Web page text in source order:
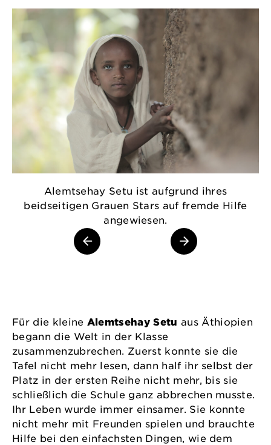
Alemtsehay Setu ist aufgrund ihres
beidseitigen Grauen Stars auf fremde Hilfe
angewiesen.
Für die kleine Alemtsehay Setu aus Äthiopien
begann die Welt in der Klasse
zusammenzubrechen. Zuerst konnte sie die
Tafel nicht mehr lesen, dann half ihr selbst der
Platz in der ersten Reihe nicht mehr, bis sie
schließlich die Schule ganz abbrechen musste.
Ihr Leben wurde immer einsamer. Sie konnte
nicht mehr mit Freunden spielen und brauchte
Hilfe bei den einfachsten Dingen, wie dem